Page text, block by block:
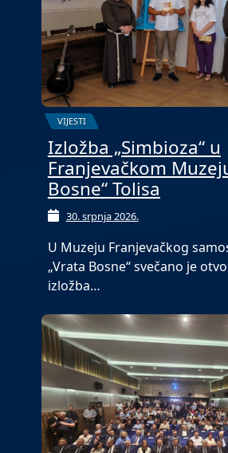
VIJESTI
Izložba „Simbioza“ u
Franjevačkom
Bosne“ Tolisa
30. srpnja 2026.
U Muzeju Franjevačkog
„Vrata Bosne“ svečano je
izložba…